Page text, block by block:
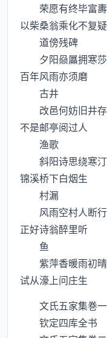
荣愿有终毕富夀
以柴桑翁乘化不复疑
道傍残碑
夕阳赑屭拥寒莎
百年风雨亦须磨
古井
改邑何妨旧井存
不是邮亭阅过人
渔歌
斜阳诗思绕寒汀
锦溪桥下白烟生
村漏
风雨空村人断行
正好诗翁醉里听
鱼
紫萍香暖雨初晴
试从濠上问庄生
文氏五家集巻一
钦定四库全书